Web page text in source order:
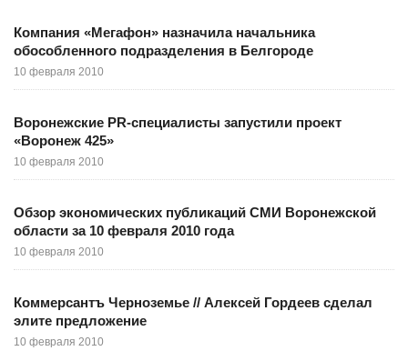
Компания «Мегафон» назначила начальника
обособленного подразделения в Белгороде
10 февраля 2010
Воронежские PR-специалисты запустили проект
«Воронеж 425»
10 февраля 2010
Обзор экономических публикаций СМИ Воронежской
области за 10 февраля 2010 года
10 февраля 2010
Коммерсантъ Черноземье // Алексей Гордеев сделал
элите предложение
10 февраля 2010